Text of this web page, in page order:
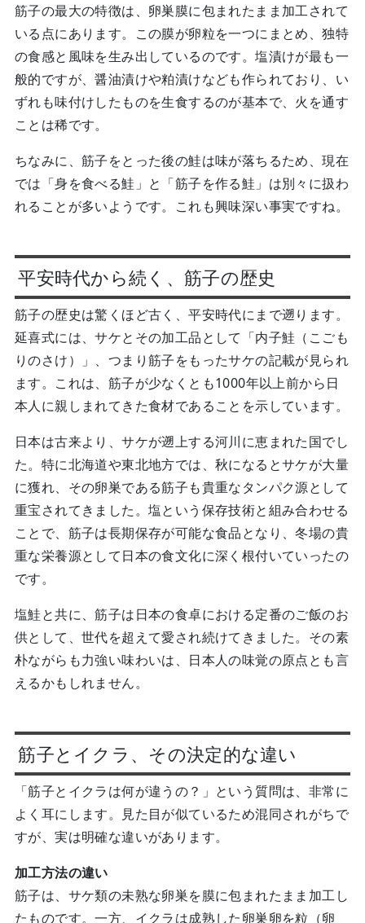
筋子の最大の特徴は、卵巣膜に包まれたまま加工されて
いる点にあります。この膜が卵粒を一つにまとめ、独特
の食感と風味を生み出しているのです。塩漬けが最も一
般的ですが、醤油漬けや粕漬けなども作られており、い
ずれも味付けしたものを生食するのが基本で、火を通す
ことは稀です。
ちなみに、筋子をとった後の鮭は味が落ちるため、現在
では「身を食べる鮭」と「筋子を作る鮭」は別々に扱わ
れることが多いようです。これも興味深い事実ですね。
平安時代から続く、筋子の歴史
筋子の歴史は驚くほど古く、平安時代にまで遡ります。
延喜式には、サケとその加工品として「内子鮭（こごも
りのさけ）」、つまり筋子をもったサケの記載が見られ
ます。これは、筋子が少なくとも1000年以上前から日
本人に親しまれてきた食材であることを示しています。
日本は古来より、サケが遡上する河川に恵まれた国でし
た。特に北海道や東北地方では、秋になるとサケが大量
に獲れ、その卵巣である筋子も貴重なタンパク源として
重宝されてきました。塩という保存技術と組み合わせる
ことで、筋子は長期保存が可能な食品となり、冬場の貴
重な栄養源として日本の食文化に深く根付いていったの
です。
塩鮭と共に、筋子は日本の食卓における定番のご飯のお
供として、世代を超えて愛され続けてきました。その素
朴ながらも力強い味わいは、日本人の味覚の原点とも言
えるかもしれません。
筋子とイクラ、その決定的な違い
「筋子とイクラは何が違うの？」という質問は、非常に
よく耳にします。見た目が似ているため混同されがちで
すが、実は明確な違いがあります。
加工方法の違い
筋子は、サケ類の未熟な卵巣を膜に包まれたまま加工し
たものです。一方、イクラは成熟した卵巣卵を粒（卵